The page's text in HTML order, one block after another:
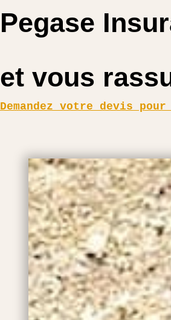
Pegase
et vous
Demandez votre devis pour